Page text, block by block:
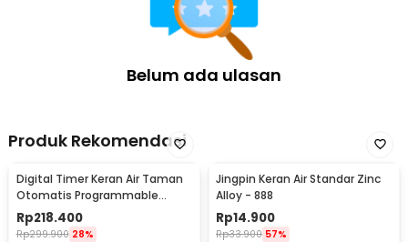
Belum ada ulasan
Produk Rekomendasi
Digital Timer Keran Air Taman
Otomatis Programmable
Garden Irrigation - 1383
Rp218.400
Rp299.900 28%
Jingpin Keran Air Standar Zinc
Alloy - 888
Rp14.900
Rp33.900 57%